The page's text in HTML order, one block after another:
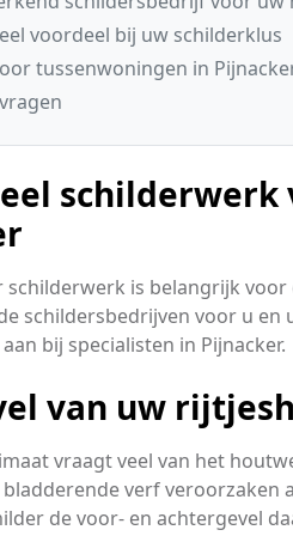
voordeel bij uw schilderklus
tussenwoningen in
schilderwerk is belangrijk
schildersbedrijven voor u en
bij specialisten in Pijnacker.
van uw
vraagt veel van het
verf veroorzaken
de voor- en achtergevel